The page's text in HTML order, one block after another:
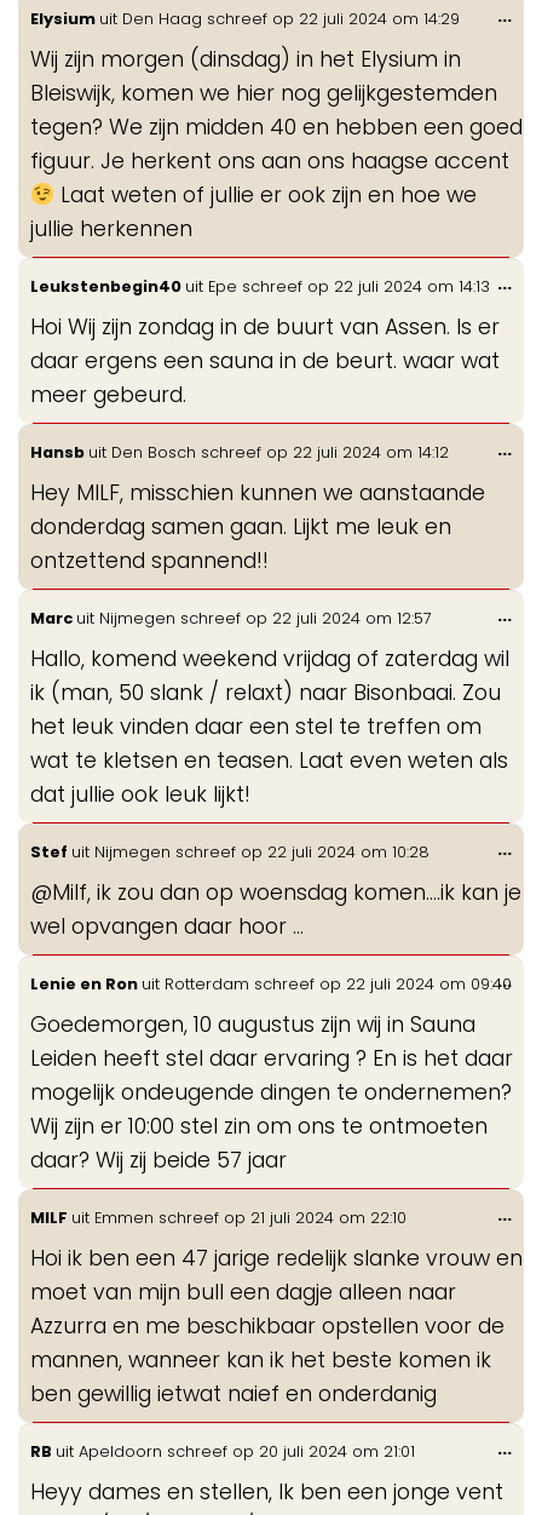
Elysium uit Den Haag schreef op 22 juli 2024 om 14:29
Wij zijn morgen (dinsdag) in het Elysium in
Bleiswijk, komen we hier nog gelijkgestemden
tegen? We zijn midden 40 en hebben een goed
figuur. Je herkent ons aan ons haagse accent
Laat weten of jullie er ook zijn en hoe we
jullie herkennen
...
Leukstenbegin40 uit Epe schreef op 22 juli 2024 om 14:13
Hoi Wij zijn zondag in de buurt van Assen. Is er
daar ergens een sauna in de beurt. waar wat
meer gebeurd.
...
Hansb uit Den Bosch schreef op 22 juli 2024 om 14:12
Hey MILF, misschien kunnen we aanstaande
donderdag samen gaan. Lijkt me leuk en
ontzettend spannend!!
...
Marc uit Nijmegen schreef op 22 juli 2024 om 12:57
Hallo, komend weekend vrijdag of zaterdag wil
ik (man, 50 slank / relaxt) naar Bisonbaai. Zou
het leuk vinden daar een stel te treffen om
wat te kletsen en teasen. Laat even weten als
dat jullie ook leuk lijkt!
...
Stef uit Nijmegen schreef op 22 juli 2024 om 10:28
@Milf, ik zou dan op woensdag komen....ik kan je
wel opvangen daar hoor ...
...
Lenie en Ron uit Rotterdam schreef op 22 juli 2024 om 09:40
Goedemorgen, 10 augustus zijn wij in Sauna
Leiden heeft stel daar ervaring ? En is het daar
mogelijk ondeugende dingen te ondernemen?
Wij zijn er 10:00 stel zin om ons te ontmoeten
daar? Wij zij beide 57 jaar
...
MILF uit Emmen schreef op 21 juli 2024 om 22:10
Hoi ik ben een 47 jarige redelijk slanke vrouw en
moet van mijn bull een dagje alleen naar
Azzurra en me beschikbaar opstellen voor de
mannen, wanneer kan ik het beste komen ik
ben gewillig ietwat naief en onderdanig
...
RB uit Apeldoorn schreef op 20 juli 2024 om 21:01
Heyy dames en stellen, Ik ben een jonge vent
...